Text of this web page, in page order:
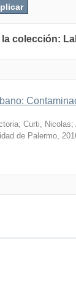
colección:
; Curti, Nicolas;
de Palermo,